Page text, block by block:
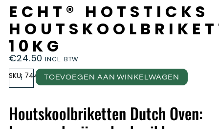
ECHT® HOTSTICKS
10KG
€24.50 INCL. BTW
SKU: 74444TOEVOEGEN AAN WINKELWAGEN
Houtskoolbriketten Dutch Oven: